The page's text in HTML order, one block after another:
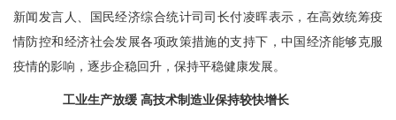
新闻发言人、国民经济综合统计司司长付凌晖表示，在高效统筹疫
情防控和经济社会发展各项政策措施的支持下，中国经济能够克服
疫情的影响，逐步企稳回升，保持平稳健康发展。
工业生产放缓 高技术制造业保持较快增长